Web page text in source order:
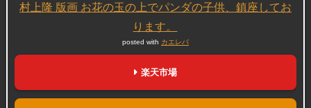
村上隆 版画 お花の玉の上でパンダの子供、鎮座してお
ります。
posted with カエレバ
楽天市場